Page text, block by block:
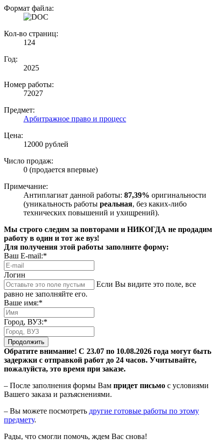
Формат файла:
Кол-во страниц:
124
Год:
2025
Номер работы:
72027
Предмет:
Арбитражное право и процесс
Цена:
12000 рублей
Число продаж:
0 (продается впервые)
Примечание:
Антиплагиат данной работы: 87,39% оригинальности
(уникальность работы реальная, без каких-либо
технических повышений и ухищрений).
Мы строго следим за повторами и НИКОГДА не продадим
работу в один и тот же вуз!
Для получения этой работы заполните форму:
Ваш E-mail:*
Логин
Если Вы видите это поле, все
равно не заполняйте его.
Ваше имя:*
Город, ВУЗ:*
Продолжить
Обратите внимание! С 23.07 по 10.08.2026 года могут быть
задержки с отправкой работ до 24 часов. Учитывайте,
пожалуйста, это время при заказе.
– После заполнения формы Вам придет письмо с условиями
Вашего заказа и разъяснениями.
– Вы можете посмотреть другие готовые работы по этому
предмету.
Рады, что смогли помочь, ждем Вас снова!